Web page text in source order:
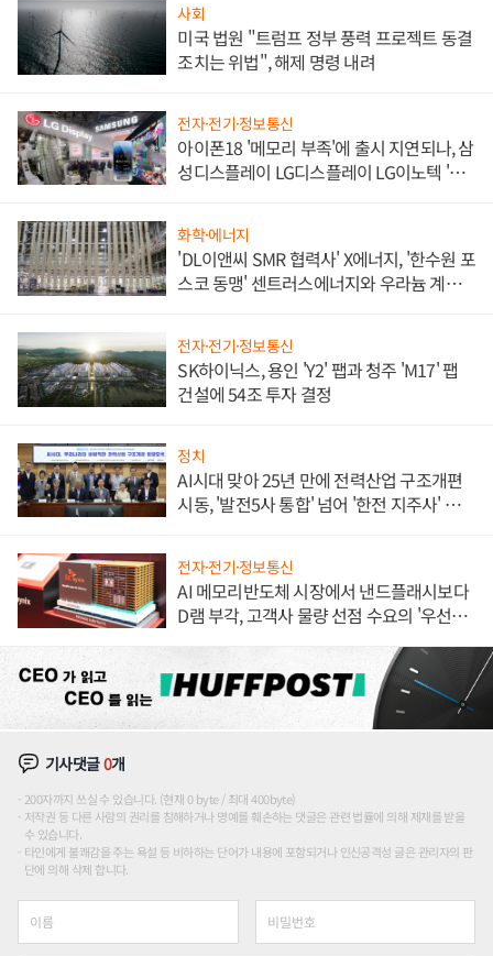
사회
미국 법원 "트럼프 정부 풍력 프로젝트 동결
조치는 위법", 해제 명령 내려
전자·전기·정보통신
아이폰18 '메모리 부족'에 출시 지연되나, 삼
성디스플레이 LG디스플레이 LG이노텍 '탈
화학·에너지
'DL이앤씨 SMR 협력사' X에너지, '한수원 포
스코 동맹' 센트러스에너지와 우라늄 계약
전자·전기·정보통신
SK하이닉스, 용인 'Y2' 팹과 청주 'M17' 팹
건설에 54조 투자 결정
정치
AI시대 맞아 25년 만에 전력산업 구조개편
시동, '발전5사 통합' 넘어 '한전 지주사' 재편
전자·전기·정보통신
AI 메모리반도체 시장에서 낸드플래시보다
D램 부각, 고객사 물량 선점 수요의 '우선순
기사댓글0개
200자까지 쓰실 수 있습니다. (현재 0 byte / 최대 400byte)
저작권 등 다른 사람의 권리를 침해하거나 명예를 훼손하는 댓글은 관련 법률에 의해 제재를 받을
수 있습니다.
타인에게 불쾌감을 주는 욕설 등 비하하는 단어가 내용에 포함되거나 인신공격성 글은 관리자의 판
단에 의해 삭제 합니다.